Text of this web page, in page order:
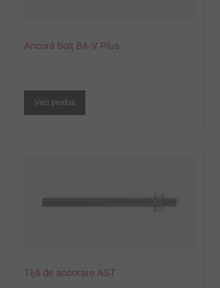
Ancoră bolț BA-V Plus
Vezi produs
Tijă de ancorare AST